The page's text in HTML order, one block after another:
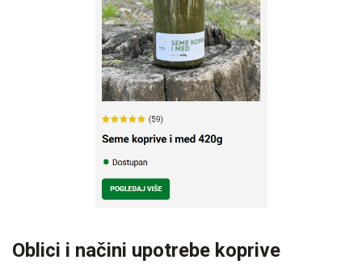
Oblici i načini upotrebe koprive